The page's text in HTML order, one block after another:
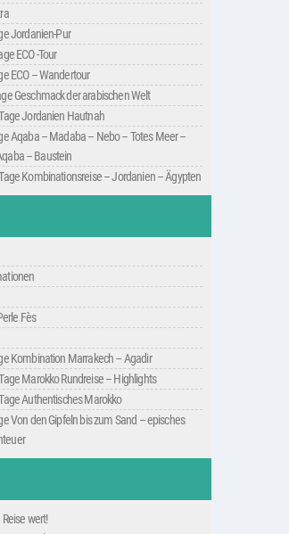
Jordanien-Pur
ECO -Tour
ECO – Wandertour
Geschmack der arabischen Welt
Jordanien Hautnah
Aqaba – Madaba – Nebo – Totes Meer –
– Baustein
Kombinationsreise – Jordanien – Ägypten
Fès
Kombination Marrakech – Agadir
Marokko Rundreise – Highlights
Authentisches Marokko
Von den Gipfeln bis zum Sand – episches
wert!